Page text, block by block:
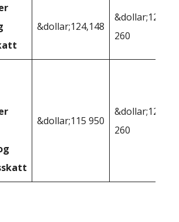
&dollar;124,148
&dollar;121
260
&dollar;115 950
&dollar;121
260